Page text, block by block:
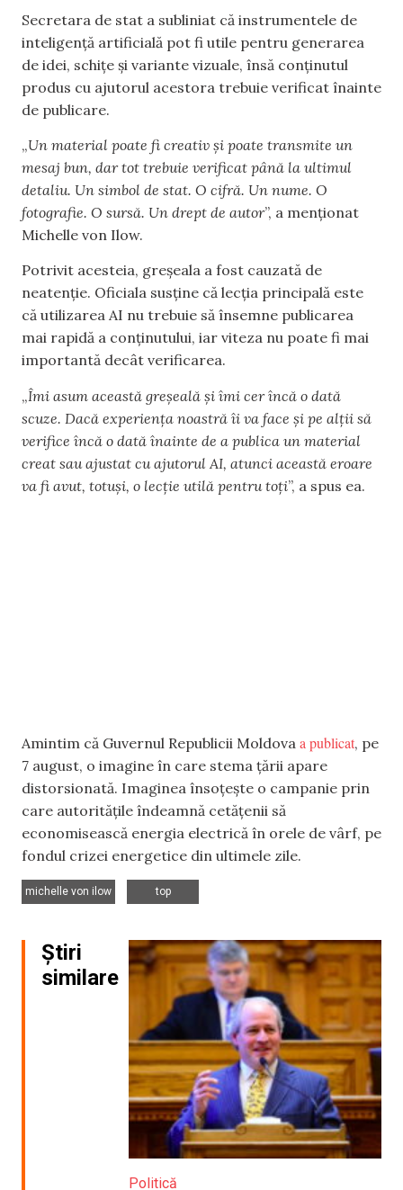
Secretara de stat a subliniat că instrumentele de
inteligență artificială pot fi utile pentru generarea
de idei, schițe și variante vizuale, însă conținutul
produs cu ajutorul acestora trebuie verificat înainte
de publicare.
„Un material poate fi creativ și poate transmite un
mesaj bun, dar tot trebuie verificat până la ultimul
detaliu. Un simbol de stat. O cifră. Un nume. O
fotografie. O sursă. Un drept de autor”, a menționat
Michelle von Ilow.
Potrivit acesteia, greșeala a fost cauzată de
neatenție. Oficiala susține că lecția principală este
că utilizarea AI nu trebuie să însemne publicarea
mai rapidă a conținutului, iar viteza nu poate fi mai
importantă decât verificarea.
„Îmi asum această greșeală și îmi cer încă o dată
scuze. Dacă experiența noastră îi va face și pe alții să
verifice încă o dată înainte de a publica un material
creat sau ajustat cu ajutorul AI, atunci această eroare
va fi avut, totuși, o lecție utilă pentru toți”, a spus ea.
Amintim că Guvernul Republicii Moldova a publicat, pe
7 august, o imagine în care stema țării apare
distorsionată. Imaginea însoțește o campanie prin
care autoritățile îndeamnă cetățenii să
economisească energia electrică în orele de vârf, pe
fondul crizei energetice din ultimele zile.
michelle von ilow
top
Știri
similare
Politică